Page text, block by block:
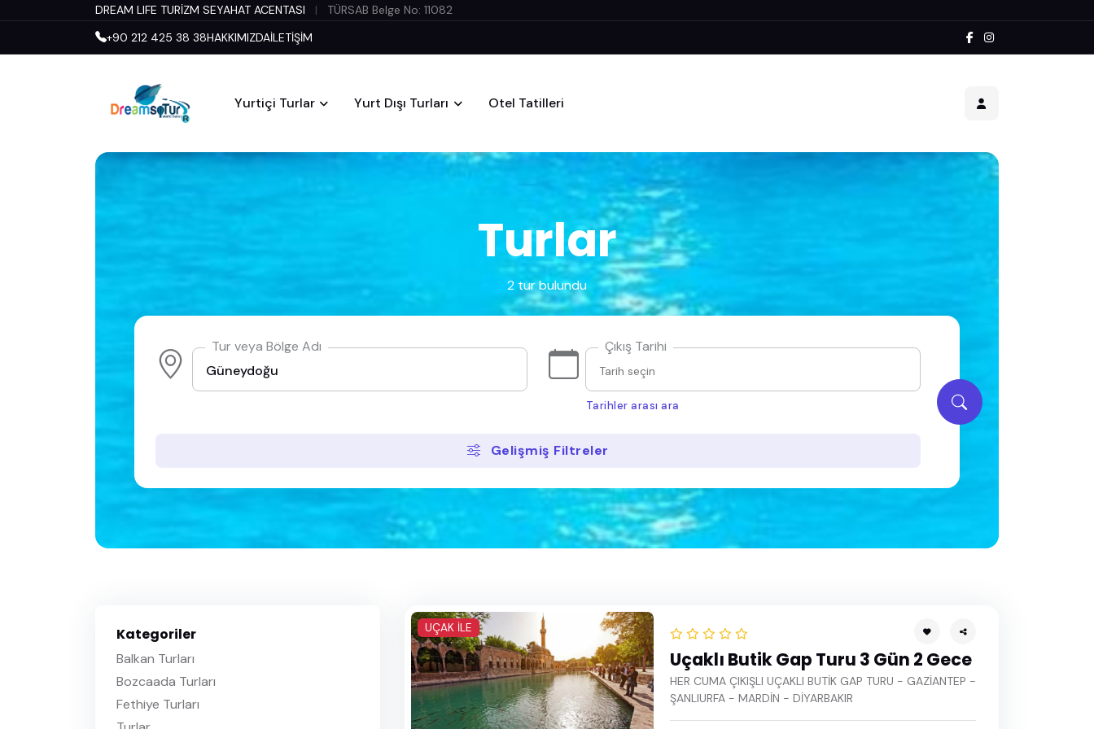
DREAM LIFE TURİZM SEYAHAT ACENTASI |
TÜRSAB Belge No: 11082
+90 212 425 38 38HAKKIMIZDAİLETİŞİM
Yurtiçi Turlar Yurt Dışı Turları Otel Tatilleri
Turlar
2 tur bulundu
Tur veya Bölge Adı Çıkış Tarihi
Ağustos 2026
Kasım 2026
Aralık 2026
Şubat 2027
Mart 2027
Nisan 2027
Mayıs 2027
Tarihler arası ara
Gelişmiş Filtreler
Kategoriler
Balkan Turları
Bozcaada Turları
Fethiye Turları
UÇAK İLE
Uçaklı Butik Gap Turu 3 Gün 2 Gece
HER CUMA ÇIKIŞLI UÇAKLI BUTİK GAP TURU - GAZİANTEP -
ŞANLIURFA - MARDİN - DİYARBAKIR